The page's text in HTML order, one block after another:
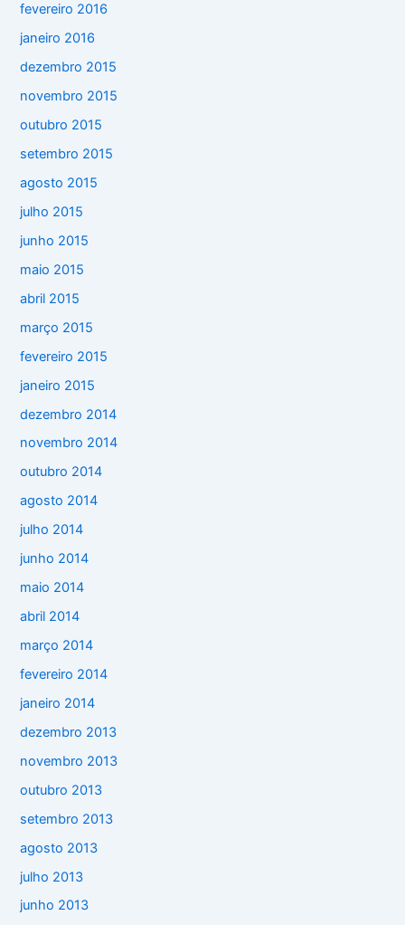
fevereiro 2016
janeiro 2016
dezembro 2015
novembro 2015
outubro 2015
setembro 2015
agosto 2015
julho 2015
junho 2015
maio 2015
abril 2015
março 2015
fevereiro 2015
janeiro 2015
dezembro 2014
novembro 2014
outubro 2014
agosto 2014
julho 2014
junho 2014
maio 2014
abril 2014
março 2014
fevereiro 2014
janeiro 2014
dezembro 2013
novembro 2013
outubro 2013
setembro 2013
agosto 2013
julho 2013
junho 2013